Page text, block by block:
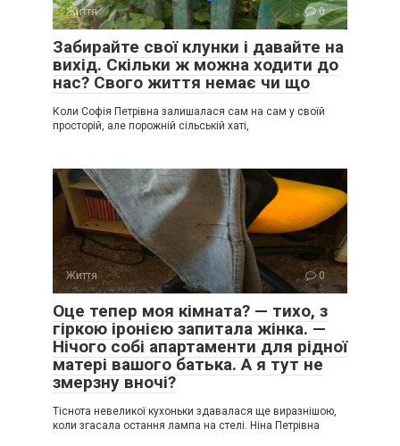
Життя 0
Забирайте свої клунки і давайте на
вихід. Скільки ж можна ходити до
нас? Свого життя немає чи що
Коли Софія Петрівна залишалася сам на сам у своїй
просторій, але порожній сільській хаті,
Життя 0
Оце тепер моя кімната? — тихо, з
гіркою іронією запитала жінка. —
Нічого собі апартаменти для рідної
матері вашого батька. А я тут не
змерзну вночі?
Тіснота невеликої кухоньки здавалася ще виразнішою,
коли згасала остання лампа на стелі. Ніна Петрівна